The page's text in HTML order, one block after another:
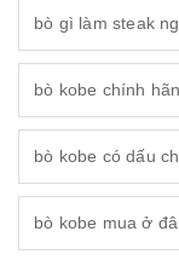
bò gì làm steak
bò kobe chính
bò kobe có dấu
bò kobe mua ở